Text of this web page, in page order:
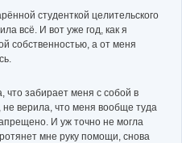
студенткой целительского
всё. И вот уже год, как я
собственностью, а от меня
что забирает меня с собой в
верила, что меня вообще туда
И уж точно не могла
мне руку помощи, снова